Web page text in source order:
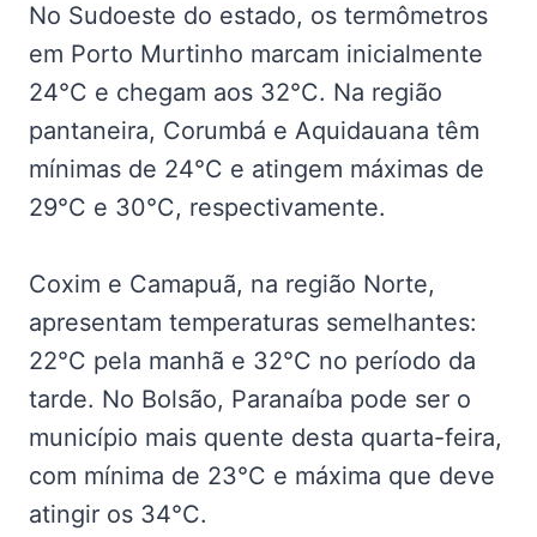
No Sudoeste do estado, os termômetros
em Porto Murtinho marcam inicialmente
24°C e chegam aos 32°C. Na região
pantaneira, Corumbá e Aquidauana têm
mínimas de 24°C e atingem máximas de
29°C e 30°C, respectivamente.
Coxim e Camapuã, na região Norte,
apresentam temperaturas semelhantes:
22°C pela manhã e 32°C no período da
tarde. No Bolsão, Paranaíba pode ser o
município mais quente desta quarta-feira,
com mínima de 23°C e máxima que deve
atingir os 34°C.